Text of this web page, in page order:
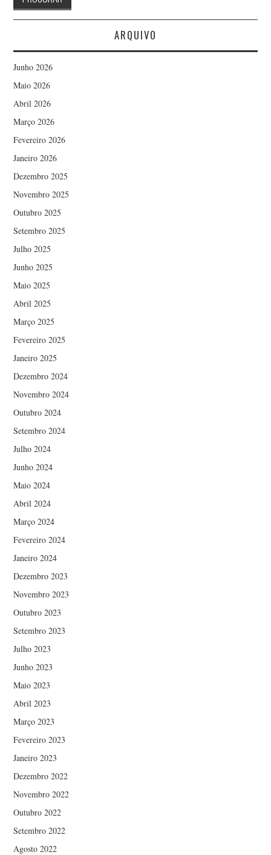
ARQUIVO
Junho 2026
Maio 2026
Abril 2026
Março 2026
Fevereiro 2026
Janeiro 2026
Dezembro 2025
Novembro 2025
Outubro 2025
Setembro 2025
Julho 2025
Junho 2025
Maio 2025
Abril 2025
Março 2025
Fevereiro 2025
Janeiro 2025
Dezembro 2024
Novembro 2024
Outubro 2024
Setembro 2024
Julho 2024
Junho 2024
Maio 2024
Abril 2024
Março 2024
Fevereiro 2024
Janeiro 2024
Dezembro 2023
Novembro 2023
Outubro 2023
Setembro 2023
Julho 2023
Junho 2023
Maio 2023
Abril 2023
Março 2023
Fevereiro 2023
Janeiro 2023
Dezembro 2022
Novembro 2022
Outubro 2022
Setembro 2022
Agosto 2022